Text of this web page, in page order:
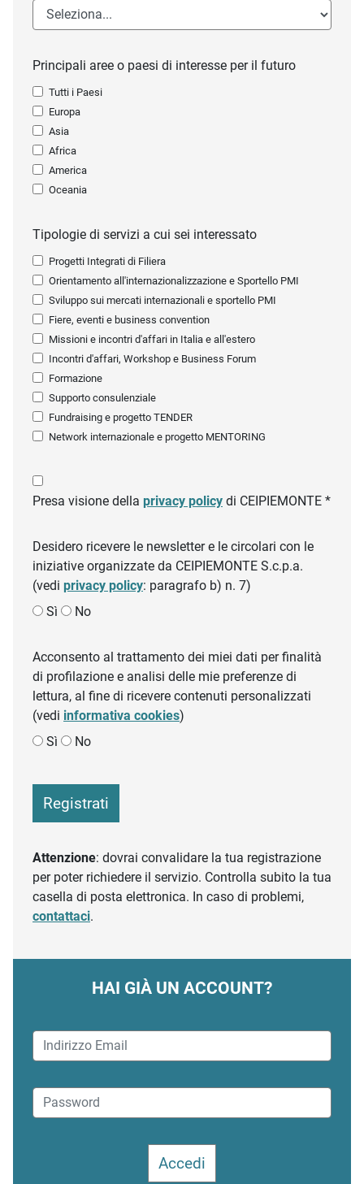
Principali aree o paesi di interesse per il futuro
Tutti i Paesi
Europa
Asia
Africa
America
Oceania
Tipologie di servizi a cui sei interessato
Progetti Integrati di Filiera
Orientamento all'internazionalizzazione e Sportello PMI
Sviluppo sui mercati internazionali e sportello PMI
Fiere, eventi e business convention
Missioni e incontri d'affari in Italia e all'estero
Incontri d'affari, Workshop e Business Forum
Formazione
Supporto consulenziale
Fundraising e progetto TENDER
Network internazionale e progetto MENTORING
Presa visione della privacy policy di CEIPIEMONTE *
Desidero ricevere le newsletter e le circolari con le
iniziative organizzate da CEIPIEMONTE S.c.p.a.
(vedi privacy policy: paragrafo b) n. 7)
Sì
No
Acconsento al trattamento dei miei dati per finalità
di profilazione e analisi delle mie preferenze di
lettura, al fine di ricevere contenuti personalizzati
(vedi informativa cookies)
Sì
No
Registrati
Attenzione: dovrai convalidare la tua registrazione
per poter richiedere il servizio. Controlla subito la tua
casella di posta elettronica. In caso di problemi,
contattaci.
HAI GIÀ UN ACCOUNT?